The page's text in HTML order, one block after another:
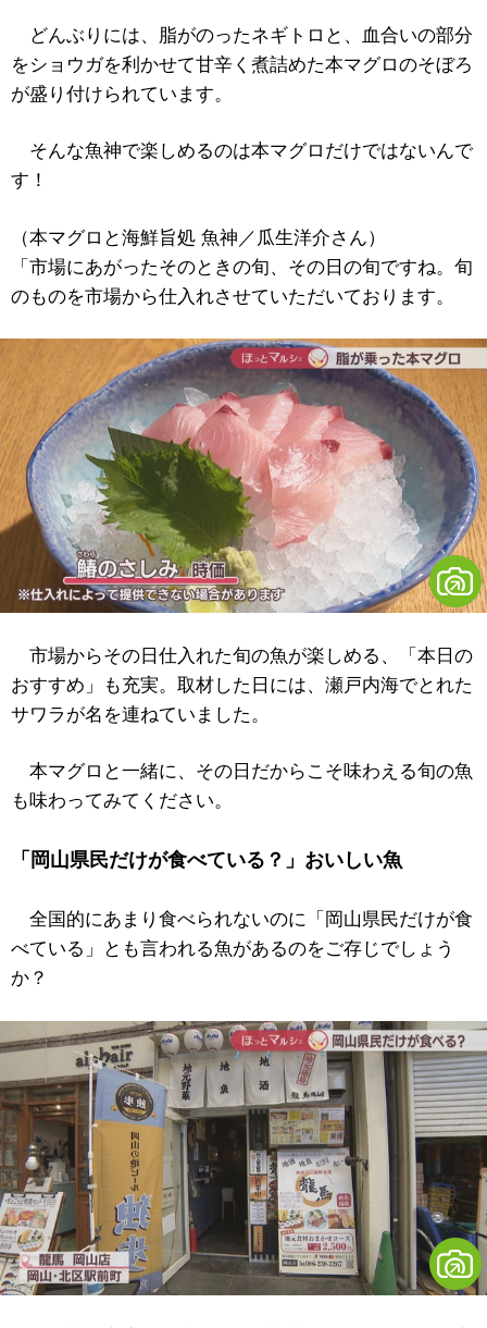
どんぶりには、脂がのったネギトロと、血合いの部分
をショウガを利かせて甘辛く煮詰めた本マグロのそぼろ
が盛り付けられています。
そんな魚神で楽しめるのは本マグロだけではないんで
す！
（本マグロと海鮮旨処 魚神／瓜生洋介さん）
「市場にあがったそのときの旬、その日の旬ですね。旬
のものを市場から仕入れさせていただいております。
市場からその日仕入れた旬の魚が楽しめる、「本日の
おすすめ」も充実。取材した日には、瀬戸内海でとれた
サワラが名を連ねていました。
本マグロと一緒に、その日だからこそ味わえる旬の魚
も味わってみてください。
「岡山県民だけが食べている？」 おいしい魚
全国的にあまり食べられないのに「岡山県民だけが食
べている」とも言われる魚があるのをご存じでしょう
か？